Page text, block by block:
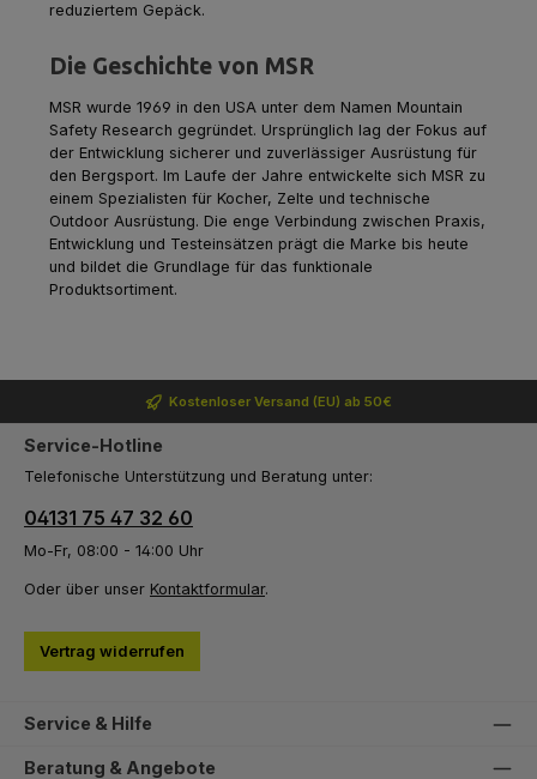
reduziertem Gepäck.
Die Geschichte von MSR
MSR wurde 1969 in den USA unter dem Namen Mountain
Safety Research gegründet. Ursprünglich lag der Fokus auf
der Entwicklung sicherer und zuverlässiger Ausrüstung für
den Bergsport. Im Laufe der Jahre entwickelte sich MSR zu
einem Spezialisten für Kocher, Zelte und technische
Outdoor Ausrüstung. Die enge Verbindung zwischen Praxis,
Entwicklung und Testeinsätzen prägt die Marke bis heute
und bildet die Grundlage für das funktionale
Produktsortiment.
Kostenloser Versand (EU) ab 50€
Service-Hotline
Telefonische Unterstützung und Beratung unter:
04131 75 47 32 60
Mo-Fr, 08:00 - 14:00 Uhr
Oder über unser Kontaktformular.
Vertrag widerrufen
Service & Hilfe
Beratung & Angebote